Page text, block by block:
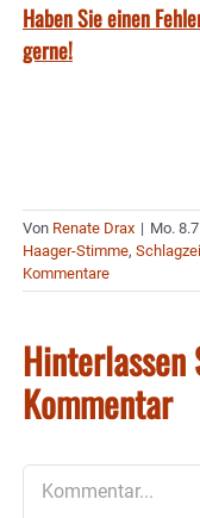
Haben Sie einen
gerne!
Von Renate Drax | Mo.
Haager-Stimme,
Kommentare
Hinterlassen
Kommentar